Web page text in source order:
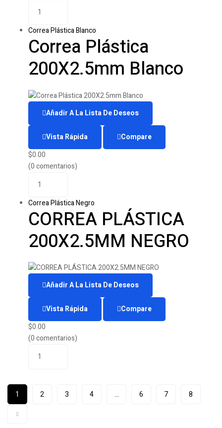
Correa Plástica Blanco
Correa Plástica
200X2.5mm Blanco
Añadir A La Lista De Deseos
Vista Rápida
Compare
$0.00
(0 comentarios)
Correa Plástica Negro
CORREA PLÁSTICA
200X2.5MM NEGRO
Añadir A La Lista De Deseos
Vista Rápida
Compare
$0.00
(0 comentarios)
1 2 3 4 … 6 7 8